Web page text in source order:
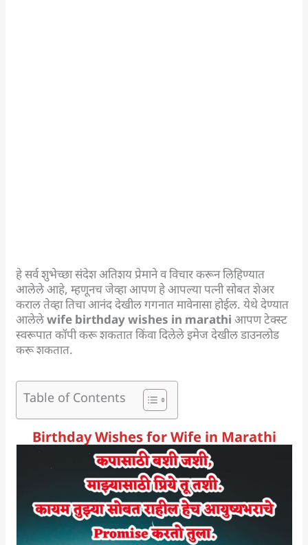
हे सर्व शुभेच्छा संदेश अतिशय प्रेमाने व विचार करून लिहिण्यात
आलेले आहे, म्हणूनच जेव्हा आपण हे आपल्या पत्नी सोबत शेअर
कराल तेव्हा तिचा आनंद देखील गगनात मावेनासा होईल. येथे देण्यात
आलेलेwife birthday wishes in marathi आपण टेक्स्ट
स्वरूपात कॉपी करू शकतात किंवा दिलेले इमेज देखील डाउनलोड
करू शकतात.
Table of Contents
Birthday Wishes for Wife in Marathi